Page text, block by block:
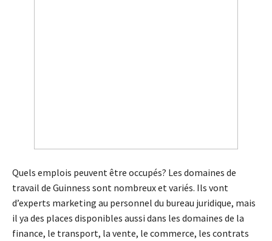
Quels emplois peuvent être occupés? Les domaines de
travail de Guinness sont nombreux et variés. Ils vont
d’experts marketing au personnel du bureau juridique, mais
il ya des places disponibles aussi dans les domaines de la
finance, le transport, la vente, le commerce, les contrats